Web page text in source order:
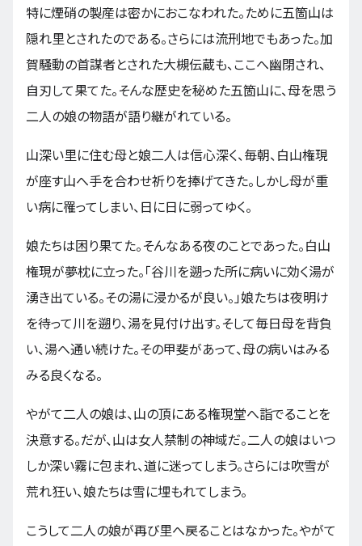
特に煙硝の製産は密かにおこなわれた。ために五箇山は
隠れ里とされたのである。さらには流刑地でもあった。加
賀騒動の首謀者とされた大槻伝蔵も、ここへ幽閉され、
自刃して果てた。そんな歴史を秘めた五箇山に、母を思う
二人の娘の物語が語り継がれている。
山深い里に住む母と娘二人は信心深く、毎朝、白山権現
が座す山へ手を合わせ祈りを捧げてきた。しかし母が重
い病に罹ってしまい、日に日に弱ってゆく。
娘たちは困り果てた。そんなある夜のことであった。白山
権現が夢枕に立った。「谷川を遡った所に病いに効く湯が
湧き出ている。その湯に浸かるが良い。」娘たちは夜明け
を待って川を遡り、湯を見付け出す。そして毎日母を背負
い、湯へ通い続けた。その甲斐があって、母の病いはみる
みる良くなる。
やがて二人の娘は、山の頂にある権現堂へ詣でることを
決意する。だが、山は女人禁制の神域だ。二人の娘はいつ
しか深い霧に包まれ、道に迷ってしまう。さらには吹雪が
荒れ狂い、娘たちは雪に埋もれてしまう。
こうして二人の娘が再び里へ戻ることはなかった。やがて